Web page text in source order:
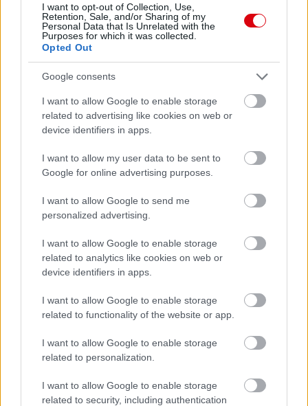
I want to opt-out of Collection, Use,
Retention, Sale, and/or Sharing of my
Personal Data that Is Unrelated with the
Purposes for which it was collected.
Opted Out
Google consents
I want to allow Google to enable storage
related to advertising like cookies on web or
device identifiers in apps.
I want to allow my user data to be sent to
Google for online advertising purposes.
I want to allow Google to send me
personalized advertising.
I want to allow Google to enable storage
related to analytics like cookies on web or
device identifiers in apps.
I want to allow Google to enable storage
related to functionality of the website or app.
I want to allow Google to enable storage
related to personalization.
I want to allow Google to enable storage
related to security, including authentication
Meccs Center
Leeds UnitedvsManchester
United
Felkészülési szezon 5. mérkőzés
Croke Park, Dublin
2026-08-12 20:30
3 nap 3 óra 15 perc 39 másodperc
AC MilanvsManchester United2026-08-15 18:00
ELŐZŐ MÉRKŐZÉSEK